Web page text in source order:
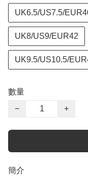
UK6.5/US7.5/
UK8/US9/EUR42
UK9.5/US10.5/
數量
−
+
簡介